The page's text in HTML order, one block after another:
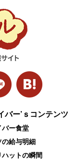
バー’ｓコンテンツ
バー食堂
の給与明細
ハットの瞬間